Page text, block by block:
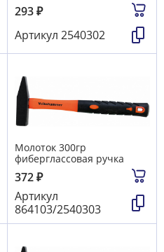
293₽
Артикул 2540302
Молоток 300гр
фиберглассовая ручка
372₽
Артикул
864103/2540303